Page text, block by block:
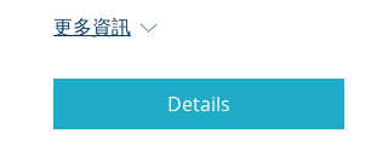
更多資訊
Details